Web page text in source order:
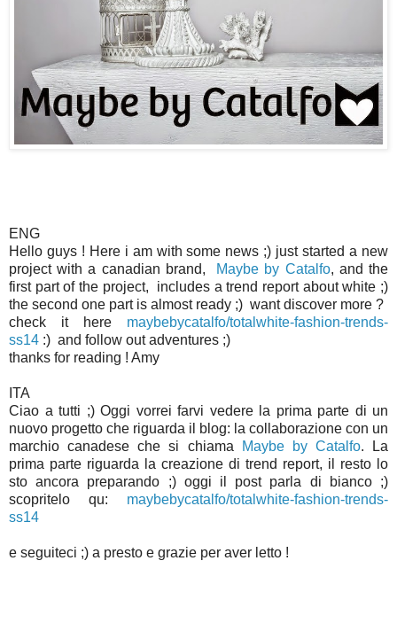
ENG
Hello guys ! Here i am with some news ;) just started a new
project with a canadian brand,
Maybe by Catalfo, and the
first part of the project, includes a trend report about white ;)
the second one part is almost ready ;) want discover more ?
check it here maybebycatalfo/totalwhite-fashion-trends-
ss14 :) and follow out adventures ;)
thanks for reading ! Amy
ITA
Ciao a tutti ;) Oggi vorrei farvi vedere la prima parte di un
nuovo progetto che riguarda il blog: la collaborazione con un
marchio canadese che si chiama
Maybe by Catalfo. La
prima parte riguarda la creazione di trend report, il resto lo
sto ancora preparando ;) oggi il post parla di bianco ;)
scopritelo qu: maybebycatalfo/totalwhite-fashion-trends-
ss14
e seguiteci ;) a presto e grazie per aver letto !